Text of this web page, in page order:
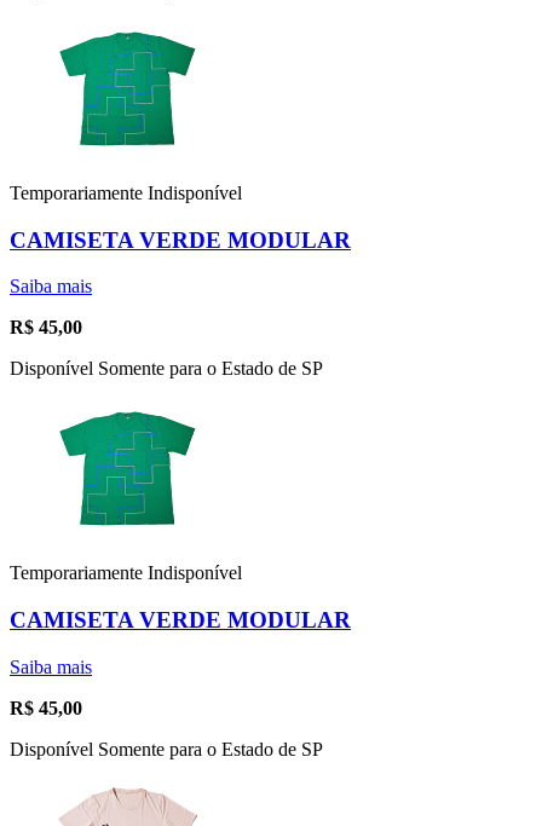
Temporariamente Indisponível
CAMISETA VERDE MODULAR
Saiba mais
R$ 45,00
Disponível Somente para o Estado de SP
Temporariamente Indisponível
CAMISETA VERDE MODULAR
Saiba mais
R$ 45,00
Disponível Somente para o Estado de SP